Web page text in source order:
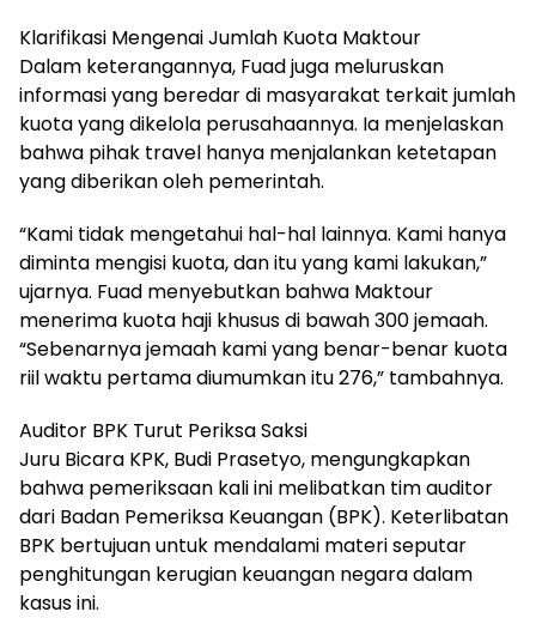
Klarifikasi Mengenai Jumlah Kuota Maktour
Dalam keterangannya, Fuad juga meluruskan
informasi yang beredar di masyarakat terkait jumlah
kuota yang dikelola perusahaannya. Ia menjelaskan
bahwa pihak travel hanya menjalankan ketetapan
yang diberikan oleh pemerintah.
“Kami tidak mengetahui hal-hal lainnya. Kami hanya
diminta mengisi kuota, dan itu yang kami lakukan,”
ujarnya. Fuad menyebutkan bahwa Maktour
menerima kuota haji khusus di bawah 300 jemaah.
“Sebenarnya jemaah kami yang benar-benar kuota
riil waktu pertama diumumkan itu 276,” tambahnya.
Auditor BPK Turut Periksa Saksi
Juru Bicara KPK, Budi Prasetyo, mengungkapkan
bahwa pemeriksaan kali ini melibatkan tim auditor
dari Badan Pemeriksa Keuangan (BPK). Keterlibatan
BPK bertujuan untuk mendalami materi seputar
penghitungan kerugian keuangan negara dalam
kasus ini.